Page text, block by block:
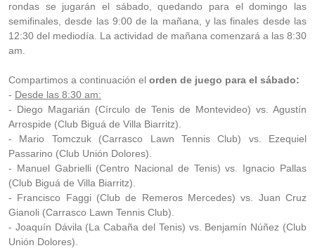
rondas se jugarán el sábado, quedando para el domingo las
semifinales, desde las 9:00 de la mañana, y las finales desde las
12:30 del mediodía. La actividad de mañana comenzará a las 8:30
am.
Compartimos a continuación el orden de juego para el sábado:
- Desde las 8:30 am:
- Diego Magarián (Círculo de Tenis de Montevideo) vs. Agustín
Arrospide (Club Biguá de Villa Biarritz).
- Mario Tomczuk (Carrasco Lawn Tennis Club) vs. Ezequiel
Passarino (Club Unión Dolores).
- Manuel Gabrielli (Centro Nacional de Tenis) vs. Ignacio Pallas
(Club Biguá de Villa Biarritz).
- Francisco Faggi (Club de Remeros Mercedes) vs. Juan Cruz
Gianoli (Carrasco Lawn Tennis Club).
- Joaquín Dávila (La Cabaña del Tenis) vs. Benjamín Núñez (Club
Unión Dolores).